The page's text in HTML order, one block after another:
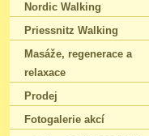
Nordic Walking
Priessnitz Walking
Masáže‚ regenerace a
relaxace
Prodej
Fotogalerie akcí